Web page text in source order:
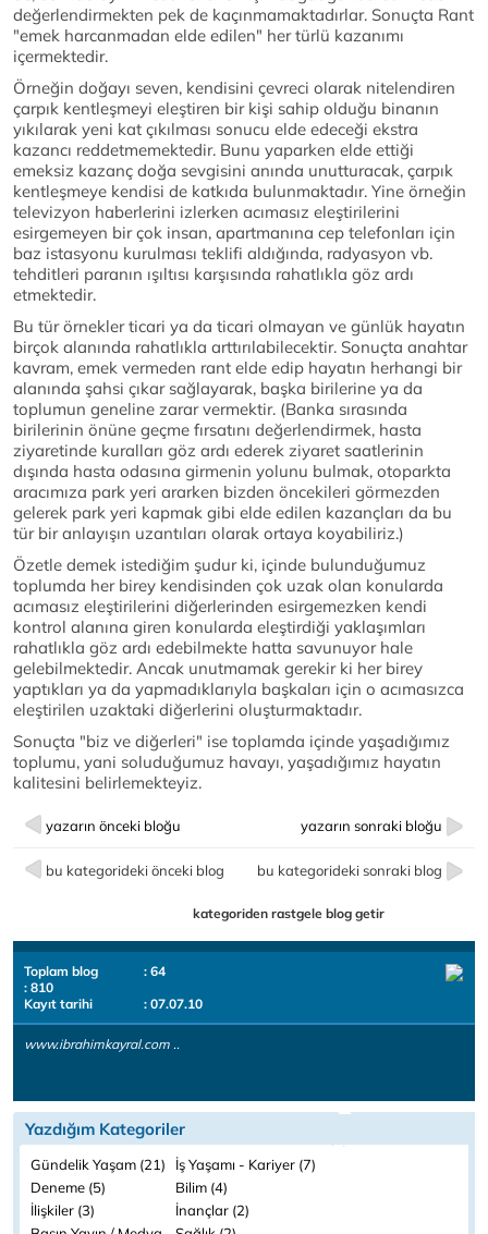
değerlendirmekten pek de kaçınmamaktadırlar. Sonuçta Rant
"emek harcanmadan elde edilen" her türlü kazanımı
içermektedir.
Örneğin doğayı seven, kendisini çevreci olarak nitelendiren
çarpık kentleşmeyi eleştiren bir kişi sahip olduğu binanın
yıkılarak yeni kat çıkılması sonucu elde edeceği ekstra
kazancı reddetmemektedir. Bunu yaparken elde ettiği
emeksiz kazanç doğa sevgisini anında unutturacak, çarpık
kentleşmeye kendisi de katkıda bulunmaktadır. Yine örneğin
televizyon haberlerini izlerken acımasız eleştirilerini
esirgemeyen bir çok insan, apartmanına cep telefonları için
baz istasyonu kurulması teklifi aldığında, radyasyon vb.
tehditleri paranın ışıltısı karşısında rahatlıkla göz ardı
etmektedir.
Bu tür örnekler ticari ya da ticari olmayan ve günlük hayatın
birçok alanında rahatlıkla arttırılabilecektir. Sonuçta anahtar
kavram, emek vermeden rant elde edip hayatın herhangi bir
alanında şahsi çıkar sağlayarak, başka birilerine ya da
toplumun geneline zarar vermektir. (Banka sırasında
birilerinin önüne geçme fırsatını değerlendirmek, hasta
ziyaretinde kuralları göz ardı ederek ziyaret saatlerinin
dışında hasta odasına girmenin yolunu bulmak, otoparkta
aracımıza park yeri ararken bizden öncekileri görmezden
gelerek park yeri kapmak gibi elde edilen kazançları da bu
tür bir anlayışın uzantıları olarak ortaya koyabiliriz.)
Özetle demek istediğim şudur ki, içinde bulunduğumuz
toplumda her birey kendisinden çok uzak olan konularda
acımasız eleştirilerini diğerlerinden esirgemezken kendi
kontrol alanına giren konularda eleştirdiği yaklaşımları
rahatlıkla göz ardı edebilmekte hatta savunuyor hale
gelebilmektedir. Ancak unutmamak gerekir ki her birey
yaptıkları ya da yapmadıklarıyla başkaları için o acımasızca
eleştirilen uzaktaki diğerlerini oluşturmaktadır.
Sonuçta "biz ve diğerleri" ise toplamda içinde yaşadığımız
toplumu, yani soluduğumuz havayı, yaşadığımız hayatın
kalitesini belirlemekteyiz.
yazarın önceki bloğu yazarın sonraki bloğu
bu kategorideki önceki blog bu kategorideki sonraki blog
kategoriden rastgele blog getir
Toplam blog
: 64
: 810
Kayıt tarihi
: 07.07.10
www.ibrahimkayral.com ..
Yazdığım Kategoriler
Gündelik Yaşam (21)
İş Yaşamı - Kariyer (7)
Deneme (5)
Bilim (4)
İlişkiler (3)
İnançlar (2)